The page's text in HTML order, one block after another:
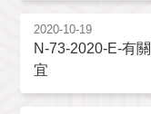
2020-10-19
N-73-2020-E-有
宜